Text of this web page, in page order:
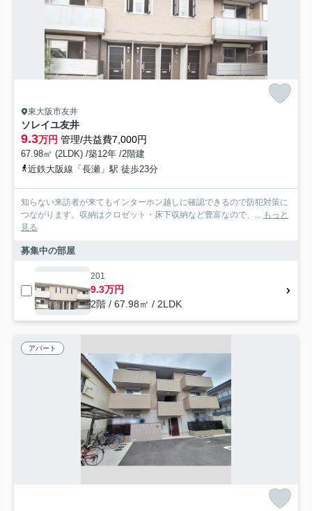
東大阪市友井
ソレイユ友井
9.3万円 管理/共益費7,000円
67.98㎡ (2LDK) /築12年 /2階建
近鉄大阪線「長瀬」駅 徒歩23分
知らない来訪者が来てもインターホン越しに確認できるので防犯対策に
つながります。収納はクロゼット・床下収納など豊富なので、... もっと
見る
募集中の部屋
201
9.3万円
2階 / 67.98㎡ / 2LDK
アパート